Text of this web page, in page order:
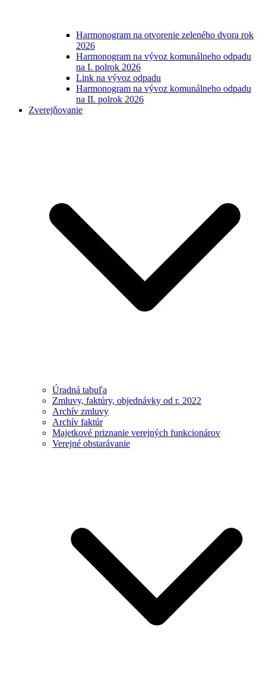
Harmonogram na otvorenie zeleného dvora rok
2026
Harmonogram na vývoz komunálneho odpadu
na I. polrok 2026
Link na vývoz odpadu
Harmonogram na vývoz komunálneho odpadu
na II. polrok 2026
Zverejňovanie
Úradná tabuľa
Zmluvy, faktúry, objednávky od r. 2022
Archív zmluvy
Archív faktúr
Majetkové priznanie verejných funkcionárov
Verejné obstarávanie